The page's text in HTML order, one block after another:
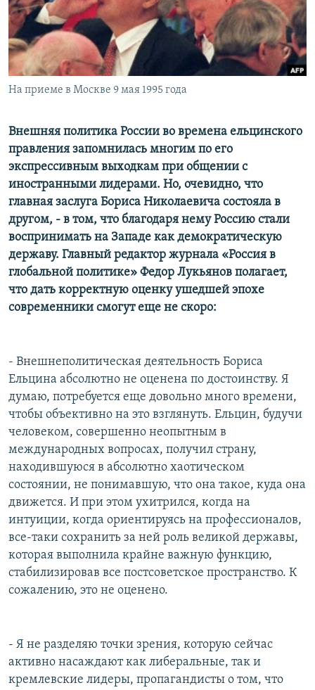
СОЦИАЛЬНЫЕ СЕТИ
Все сайты РСЕ/РС
На приеме в Москве 9 мая 1995 года
Внешняя политика России во времена ельцинского
правления запомнилась многим по его
экспрессивным выходкам при общении с
иностранными лидерами. Но, очевидно, что
главная заслуга Бориса Николаевича состояла в
другом, - в том, что благодаря нему Россию стали
воспринимать на Западе как демократическую
державу. Главный редактор журнала «Россия в
глобальной политике» Федор Лукьянов полагает,
что дать корректную оценку ушедшей эпохе
современники смогут еще не скоро:
- Внешнеполитическая деятельность Бориса
Ельцина абсолютно не оценена по достоинству. Я
думаю, потребуется еще довольно много времени,
чтобы объективно на это взглянуть. Ельцин, будучи
человеком, совершенно неопытным в
международных вопросах, получил страну,
находившуюся в абсолютно хаотическом
состоянии, не понимавшую, что она такое, куда она
движется. И при этом ухитрился, когда на
интуиции, когда ориентируясь на профессионалов,
все-таки сохранить за ней роль великой державы,
которая выполнила крайне важную функцию,
стабилизировав все постсоветское пространство. К
сожалению, это не оценено.
- Я не разделяю точки зрения, которую сейчас
активно насаждают как либеральные, так и
кремлевские лидеры, пропагандисты о том, что